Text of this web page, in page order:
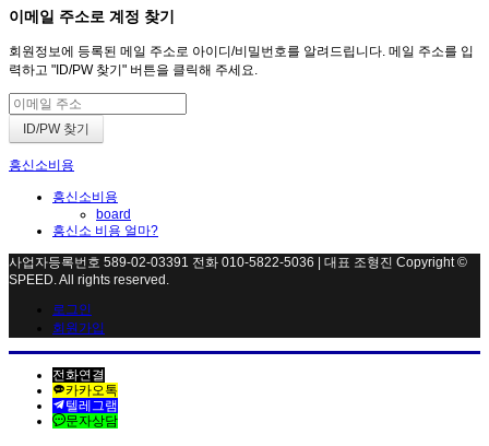
이메일 주소로 계정 찾기
회원정보에 등록된 메일 주소로 아이디/비밀번호를 알려드립니다. 메일 주소를 입
력하고 "ID/PW 찾기" 버튼을 클릭해 주세요.
흥신소비용
흥신소비용
board
흥신소 비용 얼마?
사업자등록번호 589-02-03391 전화 010-5822-5036 | 대표 조형진 Copyright ©
SPEED. All rights reserved.
로그인
회원가입
전화연결
카카오톡
텔레그램
문자상담